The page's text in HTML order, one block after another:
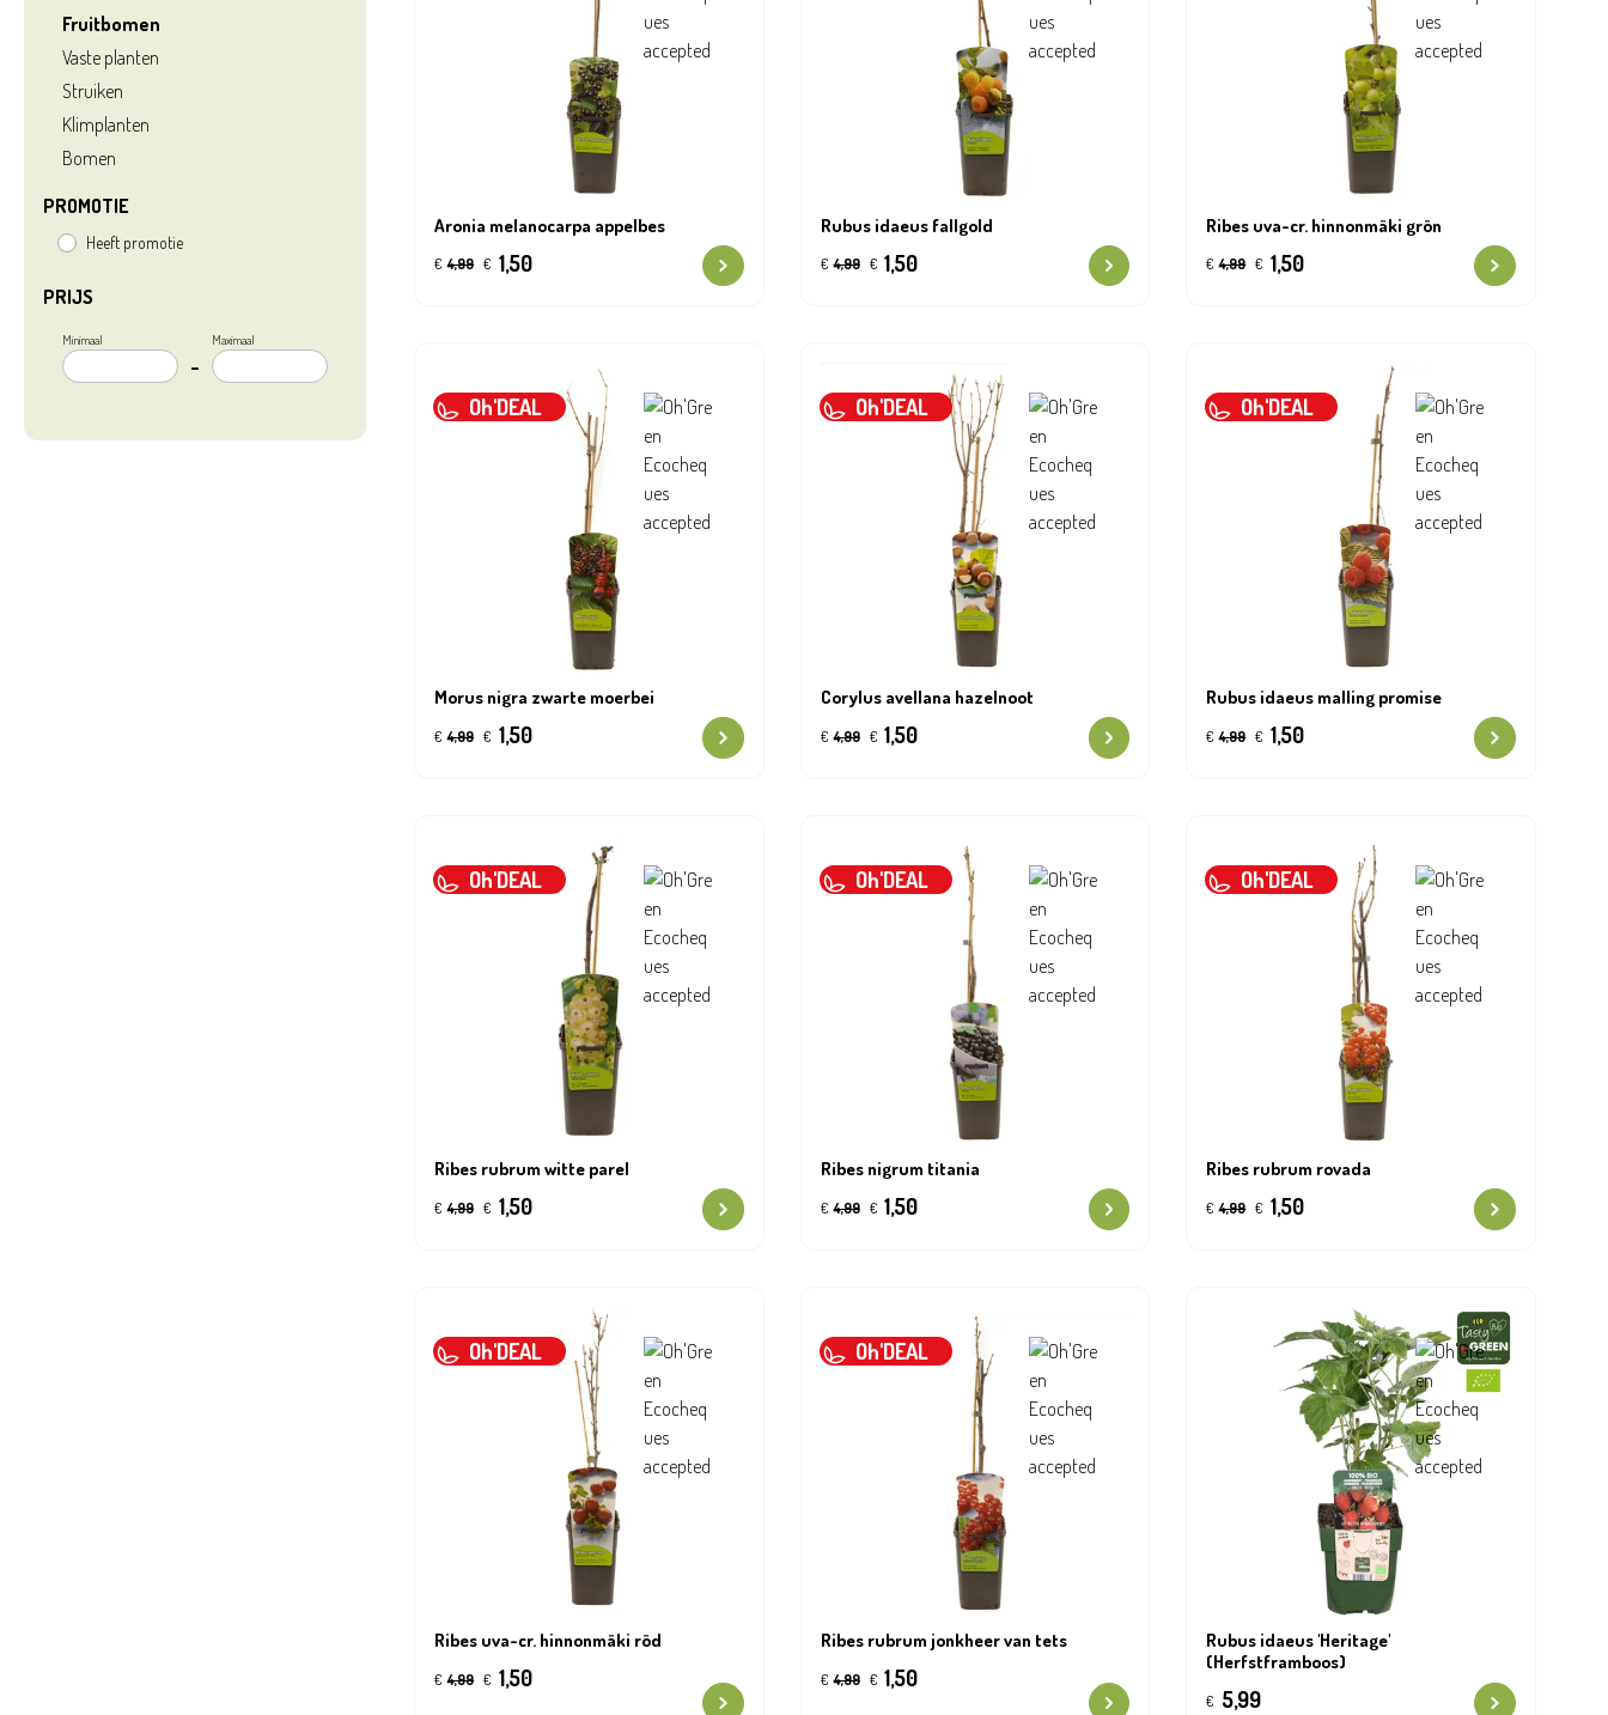
Fruitbomen
Vaste planten
Struiken
Klimplanten
Bomen
PROMOTIE
Heeft promotie
PRIJS
Minimaal
–
Maximaal
Aronia melanocarpa appelbes
€ 4,99 € 1,50
Rubus idaeus fallgold
€ 4,99 € 1,50
Ribes uva-cr. hinnonmäki grön
€ 4,99 € 1,50
Oh'DEAL
Morus nigra zwarte moerbei
€ 4,99 € 1,50
Oh'DEAL
Corylus avellana hazelnoot
€ 4,99 € 1,50
Oh'DEAL
Rubus idaeus malling promise
€ 4,99 € 1,50
Oh'DEAL
Ribes rubrum witte parel
€ 4,99 € 1,50
Oh'DEAL
Ribes nigrum titania
€ 4,99 € 1,50
Oh'DEAL
Ribes rubrum rovada
€ 4,99 € 1,50
Oh'DEAL
Ribes uva-cr. hinnonmäki röd
€ 4,99 € 1,50
Oh'DEAL
Ribes rubrum jonkheer van tets
€ 4,99 € 1,50
Rubus idaeus 'Heritage'
(Herfstframboos)
€ 5,99